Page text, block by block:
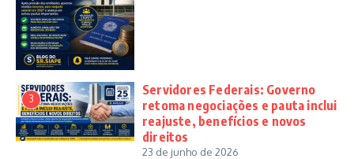
3
Servidores Federais: Governo
retoma negociações e pauta inclui
reajuste, benefícios e novos
direitos
23 de junho de 2026